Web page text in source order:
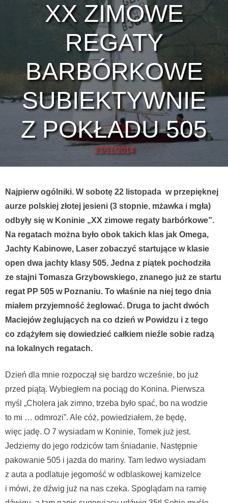
XX ZIMOWE
REGATY
BARBÓRKOWE
SUBIEKTYWNIE
Z POKŁADU 505
23/11/2014
Najpierw ogólniki. W sobotę 22 listopada w przepięknej
aurze polskiej złotej jesieni (3 stopnie, mżawka i mgła)
odbyły się w Koninie „XX zimowe regaty barbórkowe”.
Na regatach można było obok takich klas jak Omega,
Jachty Kabinowe, Laser zobaczyć startujące w klasie
open dwa jachty klasy 505. Jedna z piątek pochodziła
ze stajni Tomasza Grzybowskiego, znanego już ze startu
regat PP 505 w Poznaniu. To właśnie na niej tego dnia
miałem przyjemność żeglować. Druga to jacht dwóch
Maciejów żeglujących na co dzień w Powidzu i z tego
co zdążyłem się dowiedzieć całkiem nieźle sobie radzą
na lokalnych regatach.
Dzień dla mnie rozpoczął się bardzo wcześnie, bo już
przed piątą. Wybiegłem na pociąg do Konina. Pierwsza
myśl „Cholera jak zimno, trzeba było spać, bo na wodzie
to mi … odmrozi”. Ale cóż, powiedziałem, że będę,
więc jadę. O 7 wysiadam w Koninie, Tomek już jest.
Jedziemy do jego rodziców tam śniadanie. Następnie
pakowanie 505 i jazda do mariny. Tam ledwo wysiadam
z auta a podlatuje jegomość w odblaskowej kamizelce
i mówi, że dźwig już na nas czeka. Spoglądam na ramię